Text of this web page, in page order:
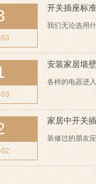
开关插座标
我们无论选用
安装家居墙
各样的电器进
家居中开关
装修过的朋友